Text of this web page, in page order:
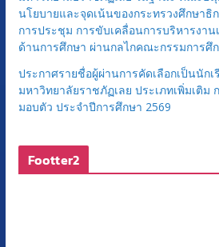
นโยบายและจุดเน้นของกระทรวงศึกษาธิ
การประชุม การขับเคลื่อนการบริหารงา
ด้านการศึกษา ผ่านกลไกคณะกรรมการศึ
ประกาศรายชื่อผู้ผ่านการคัดเลือกเป็นนักเ
มหาวิทยาลัยราชภัฏเลย ประเภทเพิ่มเติม
มอบตัว ประจำปีการศึกษา 2569
Footter2